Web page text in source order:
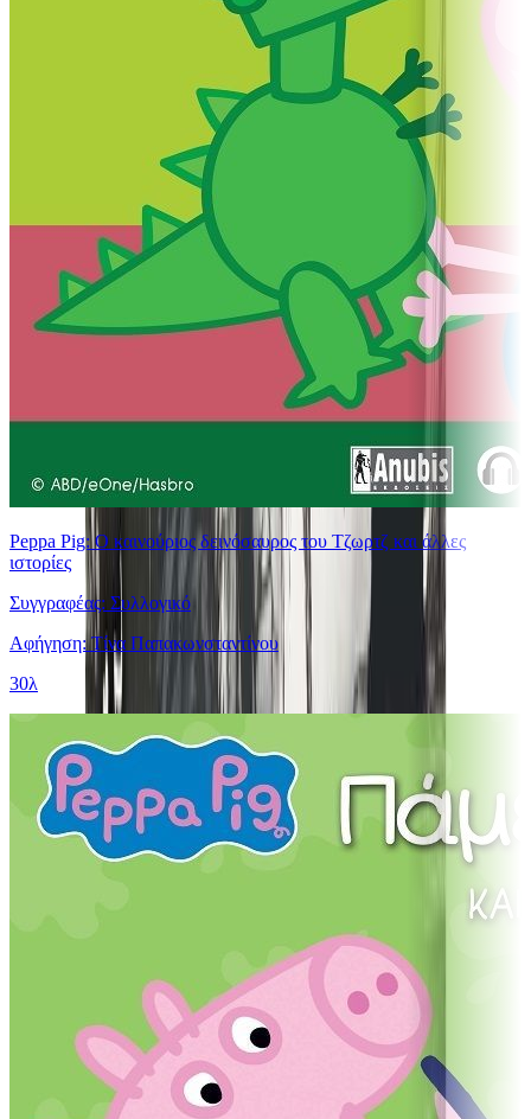
Peppa Pig: Ο καινούριος δεινόσαυρος του Τζωρτζ και άλλες
ιστορίες
Συγγραφέας: Συλλογικό
Αφήγηση: Τίνα Παπακωνσταντίνου
30λ